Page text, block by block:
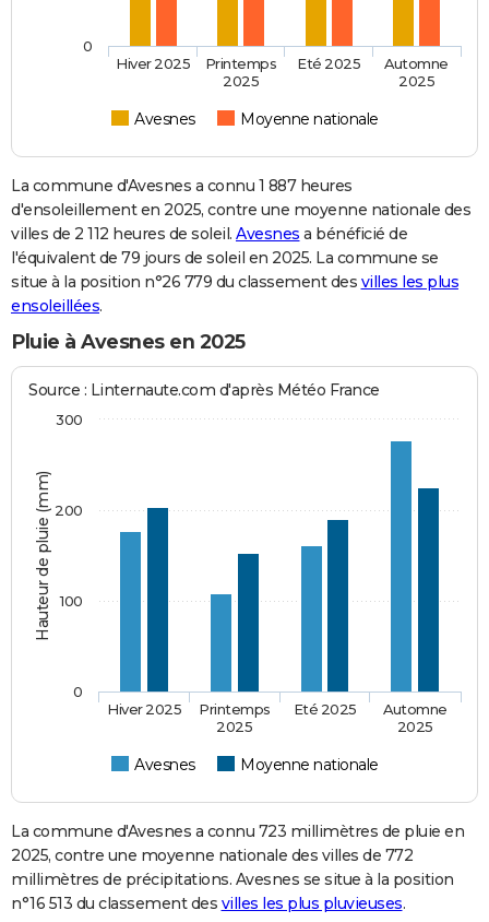
Avesnes Moyenne nationale
Hiver 2025
Printemps
2025
Eté 2025
Automne
2025
0
La commune d'Avesnes a connu 1 887 heures
d'ensoleillement en 2025, contre une moyenne nationale des
villes de 2 112 heures de soleil. Avesnes a bénéficié de
l'équivalent de 79 jours de soleil en 2025. La commune se
situe à la position n°26 779 du classement des villes les plus
ensoleillées.
Pluie à Avesnes en 2025
Hauteur de pluie (mm)
Source : Linternaute.com d'après Météo France
Avesnes Moyenne nationale
Hiver 2025
Printemps
2025
Eté 2025
Automne
2025
0
100
200
300
La commune d'Avesnes a connu 723 millimètres de pluie en
2025, contre une moyenne nationale des villes de 772
millimètres de précipitations. Avesnes se situe à la position
n°16 513 du classement des villes les plus pluvieuses.